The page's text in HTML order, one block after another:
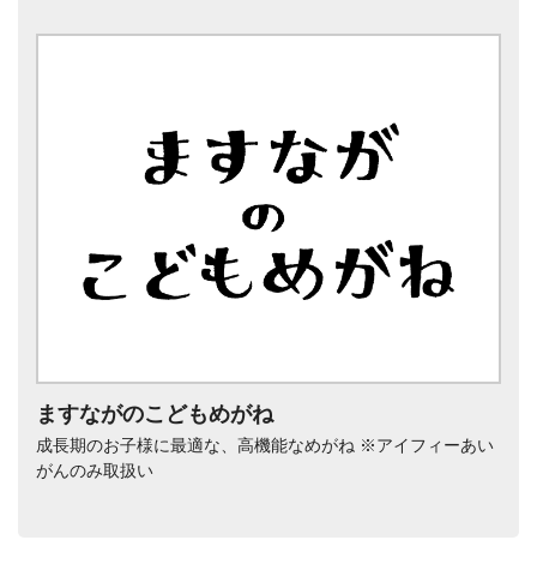
ますながのこどもめがね
成長期のお子様に最適な、高機能なめがね ※アイフィーあい
がんのみ取扱い